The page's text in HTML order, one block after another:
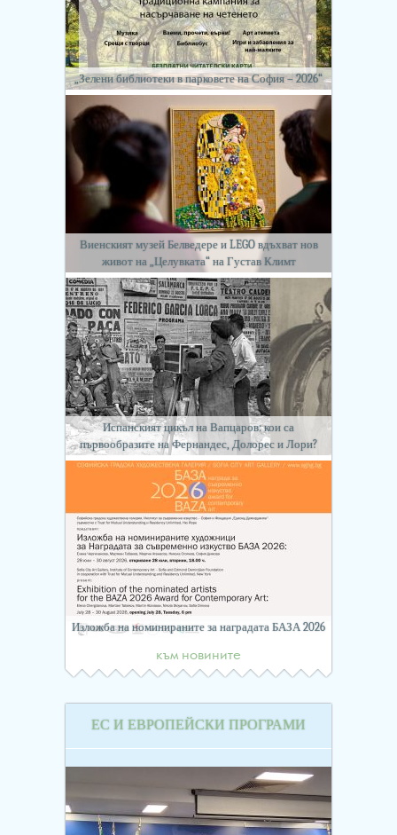
„Зелени библиотеки в парковете на София – 2026“
Виенският музей Белведере и LEGO вдъхват нов
живот на „Целувката“ на Густав Климт
Испанският цикъл на Вапцаров: кои са
първообразите на Фернандес, Долорес и Лори?
Изложба на номинираните за наградата БАЗА 2026
към новините
ЕС И ЕВРОПЕЙСКИ ПРОГРАМИ